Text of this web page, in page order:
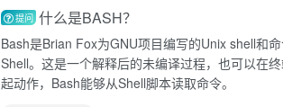
提问 什么是BASH？
Bash是Brian Fox为GNU项目编写的Unix shell和
Shell。这是一个解释后的未编译过程，也可以在
起动作，Bash能够从Shell脚本读取命令。